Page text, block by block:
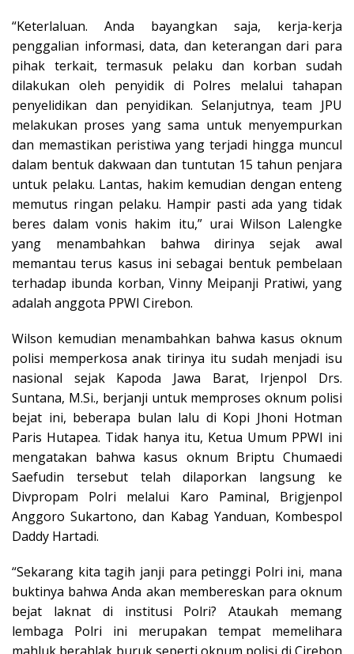
“Keterlaluan. Anda bayangkan saja, kerja-kerja
penggalian informasi, data, dan keterangan dari para
pihak terkait, termasuk pelaku dan korban sudah
dilakukan oleh penyidik di Polres melalui tahapan
penyelidikan dan penyidikan. Selanjutnya, team JPU
melakukan proses yang sama untuk menyempurkan
dan memastikan peristiwa yang terjadi hingga muncul
dalam bentuk dakwaan dan tuntutan 15 tahun penjara
untuk pelaku. Lantas, hakim kemudian dengan enteng
memutus ringan pelaku. Hampir pasti ada yang tidak
beres dalam vonis hakim itu,” urai Wilson Lalengke
yang menambahkan bahwa dirinya sejak awal
memantau terus kasus ini sebagai bentuk pembelaan
terhadap ibunda korban, Vinny Meipanji Pratiwi, yang
adalah anggota PPWI Cirebon.
Wilson kemudian menambahkan bahwa kasus oknum
polisi memperkosa anak tirinya itu sudah menjadi isu
nasional sejak Kapoda Jawa Barat, Irjenpol Drs.
Suntana, M.Si., berjanji untuk memproses oknum polisi
bejat ini, beberapa bulan lalu di Kopi Jhoni Hotman
Paris Hutapea. Tidak hanya itu, Ketua Umum PPWI ini
mengatakan bahwa kasus oknum Briptu Chumaedi
Saefudin tersebut telah dilaporkan langsung ke
Divpropam Polri melalui Karo Paminal, Brigjenpol
Anggoro Sukartono, dan Kabag Yanduan, Kombespol
Daddy Hartadi.
“Sekarang kita tagih janji para petinggi Polri ini, mana
buktinya bahwa Anda akan membereskan para oknum
bejat laknat di institusi Polri? Ataukah memang
lembaga Polri ini merupakan tempat memelihara